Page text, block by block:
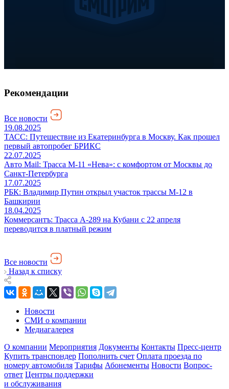
Рекомендации
Все новости
19.08.2025
ТАСС: Путешествие из Екатеринбурга в Москву. Как прошел
первый автопробег БРИКС
22.07.2025
Авто Mail: Трасса М-11 «Нева»: с комфортом от Москвы до
Санкт-Петербурга
17.07.2025
РБК: Владимир Путин открыл участок трассы М-12 в
Башкирии
18.04.2025
Коммерсантъ: Трасса А-289 на Кубани с 22 апреля
переводится в платный режим
Все новости
Назад к списку
Новости
СМИ о компании
Медиагалерея
О компании Мероприятия Документы Контакты Пресс-центр
Купить транспондер Пополнить счет Оплата проезда по
номеру автомобиля Тарифы Абонементы Новости Вопрос-
ответ Центры поддержки
и обслуживания